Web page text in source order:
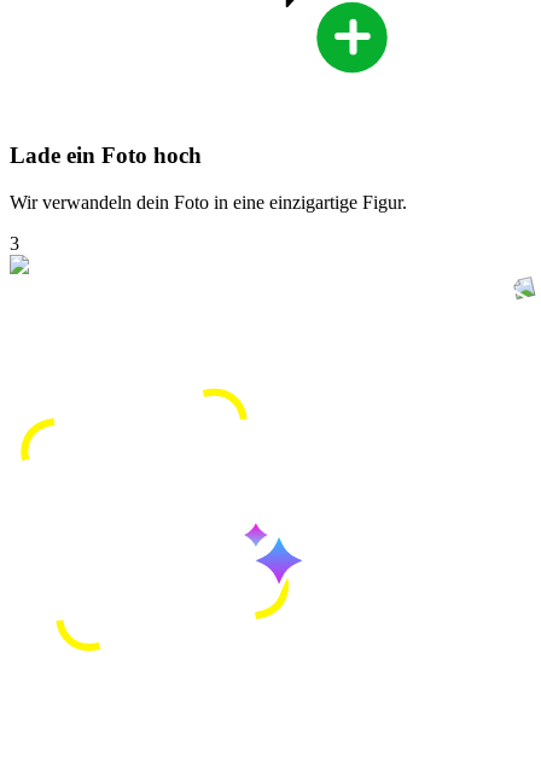
Lade ein Foto hoch
Wir verwandeln dein Foto in eine einzigartige Figur.
3